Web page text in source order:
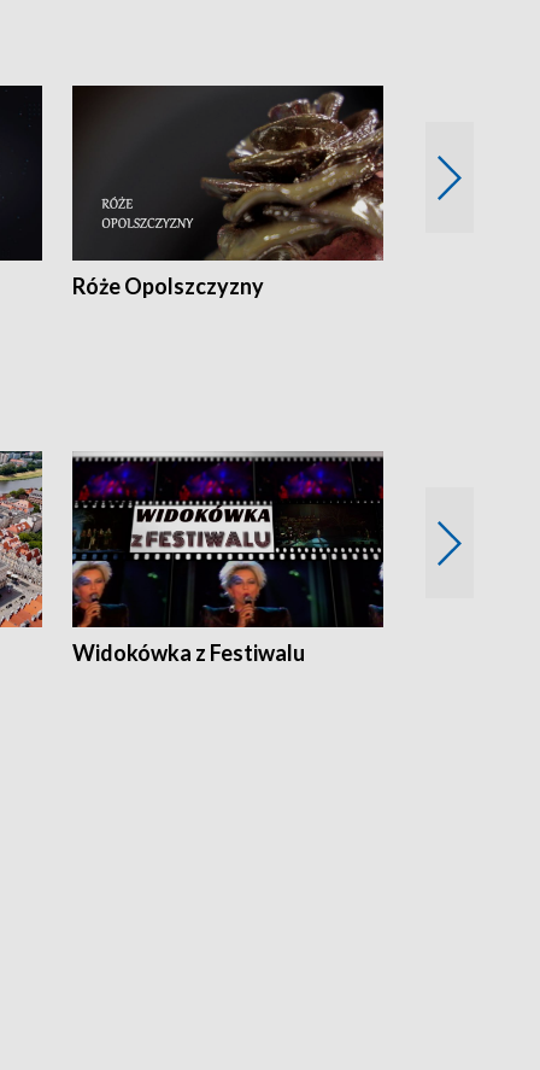
Róże Opolszczyzny
Widokówka z Festiwalu